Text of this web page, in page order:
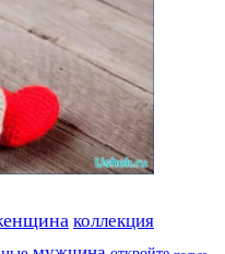
коллекция